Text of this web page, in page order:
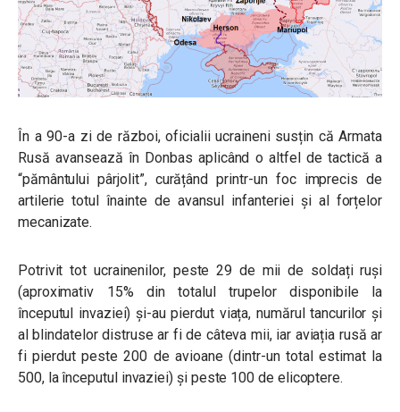
În a 90-a zi de război, oficialii ucraineni susțin că Armata
Rusă avansează în Donbas aplicând o altfel de tactică a
“pământului pârjolit”, curățând printr-un foc imprecis de
artilerie totul înainte de avansul infanteriei și al forțelor
mecanizate.
Potrivit tot ucrainenilor, peste 29 de mii de soldați ruși
(aproximativ 15% din totalul trupelor disponibile la
începutul invaziei) și-au pierdut viața, numărul tancurilor și
al blindatelor distruse ar fi de câteva mii, iar aviația rusă ar
fi pierdut peste 200 de avioane (dintr-un total estimat la
500, la începutul invaziei) și peste 100 de elicoptere.